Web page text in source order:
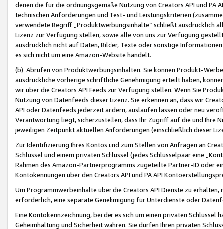
denen die für die ordnungsgemäße Nutzung von Creators API und PA
technischen Anforderungen und Test- und Leistungskriterien
verwendete Begriff „Produktwerbungsinhalte“ schließt ausdrücklich
Lizenz zur Verfügung stellen, sowie alle von uns zur Verfügung
ausdrücklich nicht auf Daten, Bilder, Texte oder sonstige
es sich nicht um eine Amazon-Website handelt.
(b) Abrufen von Produktwerbungsinhalten. Sie können Produkt-
ausdrückliche vorherige schriftliche Genehmigung erteilt haben,
wir über die Creators API Feeds zur Verfügung stellen. Wenn Sie
Nutzung von Datenfeeds dieser Lizenz. Sie erkennen an, dass wir
API oder Datenfeeds jederzeit ändern, auslaufen lassen oder neu
Verantwortung liegt, sicherzustellen, dass Ihr Zugriff auf die und Ihre
jeweiligen Zeitpunkt aktuellen Anforderungen (einschließlich dieser
Zur Identifizierung Ihres Kontos und zum Stellen von Anfragen an
Schlüssel und einem privaten Schlüssel (jedes Schlüsselpaar eine
Rahmen des Amazon-Partnerprogramms zugeteilte Partner-ID oder
Kontokennungen über den Creators API und PA API
Um Programmwerbeinhalte über die Creators API Dienste zu
erforderlich, eine separate Genehmigung für Unterdienste oder
Eine Kontokennzeichnung, bei der es sich um einen privaten
Geheimhaltung und Sicherheit wahren. Sie dürfen Ihren privaten